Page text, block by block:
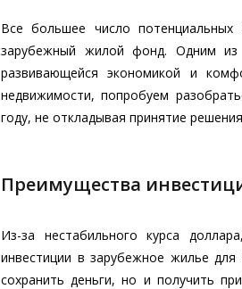
Все большее число потенциальных
зарубежный жилой фонд. Одним из
развивающейся экономикой и
недвижимости, попробуем
году, не откладывая принятие
Преимущества
Из-за нестабильного курса
инвестиции в зарубежное жилье
сохранить деньги, но и получить